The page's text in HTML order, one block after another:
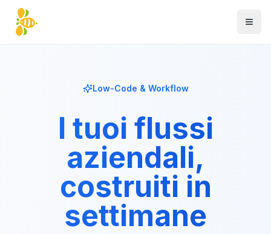
Low-Code & Workflow
I tuoi flussi
aziendali,
costruiti in
settimane